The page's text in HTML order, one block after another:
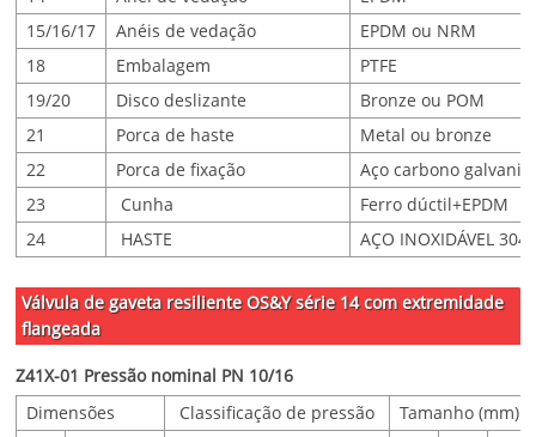
15/16/17
Anéis de vedação
EPDM ou NRM
18
Embalagem
PTFE
19/20
Disco deslizante
Bronze ou POM
21
Porca de haste
Metal ou bronze
22
Porca de fixação
Aço carbono
23
Cunha
Ferro dúctil+EPDM
24
HASTE AÇO INOXIDÁVEL
Válvula de gaveta resiliente OS&Y série 14 com extremidade
flangeada
Z41X-01 Pressão nominal PN 10/16
Dimensões
Classificação de pressão
Tamanho (mm)